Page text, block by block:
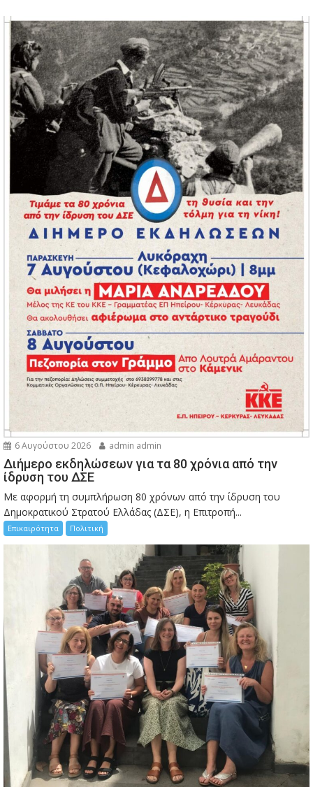
6 Αυγούστου 2026 admin admin
Διήμερο εκδηλώσεων για τα 80 χρόνια από την
ίδρυση του ΔΣΕ
Με αφορμή τη συμπλήρωση 80 χρόνων από την ίδρυση του
Δημοκρατικού Στρατού Ελλάδας (ΔΣΕ), η Επιτροπή...
Επικαιρότητα Πολιτική